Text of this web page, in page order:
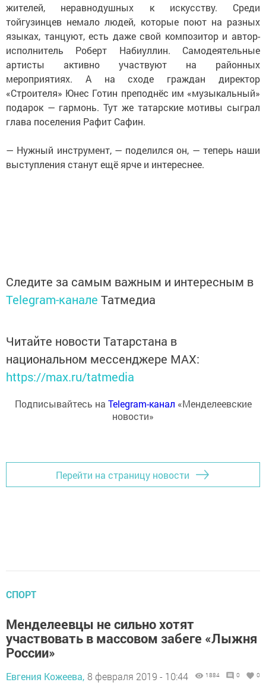
жителей, неравнодушных к искусству. Среди
тойгузинцев немало людей, которые поют на разных
языках, танцуют, есть даже свой композитор и автор-
исполнитель Роберт Набиуллин. Самодеятельные
артисты активно участвуют на районных
мероприятиях. А на сходе граждан директор
«Строителя» Юнес Готин преподнёс им «музыкальный»
подарок — гармонь. Тут же татарские мотивы сыграл
глава поселения Рафит Сафин.
— Нужный инструмент, — поделился он, — теперь наши
выступления станут ещё ярче и интереснее.
Следите за самым важным и интересным в
Telegram-канале Татмедиа
Читайте новости Татарстана в
национальном мессенджере MАХ:
https://max.ru/tatmedia
Подписывайтесь на Telegram-канал «Менделеевские
новости»
Перейти на страницу новости
СПОРТ
Менделеевцы не сильно хотят
участвовать в массовом забеге «Лыжня
России»
Евгения Кожеева, 8 февраля 2019 - 10:44 1884 0 0